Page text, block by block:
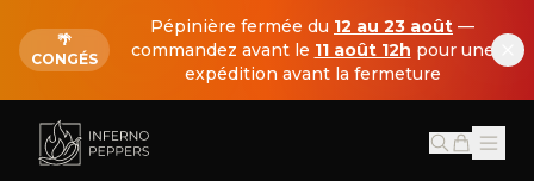
🌴
CONGÉS
Pépinière fermée du 12 au 23 août —
commandez avant le 11 août 12h pour une
expédition avant la fermeture